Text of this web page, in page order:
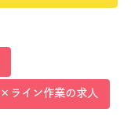
ライン作業の求人